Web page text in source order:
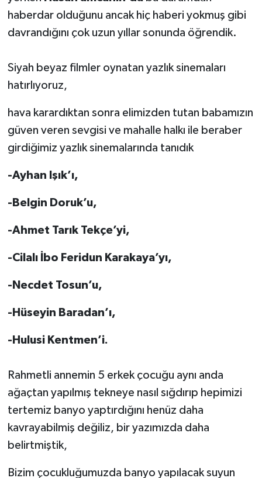
haberdar olduğunu ancak hiç haberi yokmuş gibi
davrandığını çok uzun yıllar sonunda öğrendik.
Siyah beyaz filmler oynatan yazlık sinemaları
hatırlıyoruz,
hava karardıktan sonra elimizden tutan babamızın
güven veren sevgisi ve mahalle halkı ile beraber
girdiğimiz yazlık sinemalarında tanıdık
-Ayhan Işık’ı,
-Belgin Doruk’u,
-Ahmet Tarık Tekçe’yi,
-Cilalı İbo Feridun Karakaya’yı,
-Necdet Tosun’u,
-Hüseyin Baradan’ı,
-Hulusi Kentmen’i.
Rahmetli annemin 5 erkek çocuğu aynı anda
ağaçtan yapılmış tekneye nasıl sığdırıp hepimizi
tertemiz banyo yaptırdığını henüz daha
kavrayabilmiş değiliz, bir yazımızda daha
belirtmiştik,
Bizim çocukluğumuzda banyo yapılacak suyun